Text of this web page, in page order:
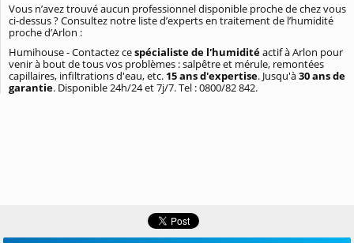
Vous n’avez trouvé aucun professionnel disponible proche de chez vous
ci-dessus ? Consultez notre liste d’experts en traitement de l’humidité
proche d’Arlon :
Humihouse - Contactez cespécialiste de l'humiditéactif à Arlon pour
venir à bout de tous vos problèmes : salpêtre et mérule, remontées
capillaires, infiltrations d'eau, etc. 15 ans d'expertise. Jusqu'à30 ans de
garantie. Disponible 24h/24 et 7j/7. Tel : 0800/82 842.